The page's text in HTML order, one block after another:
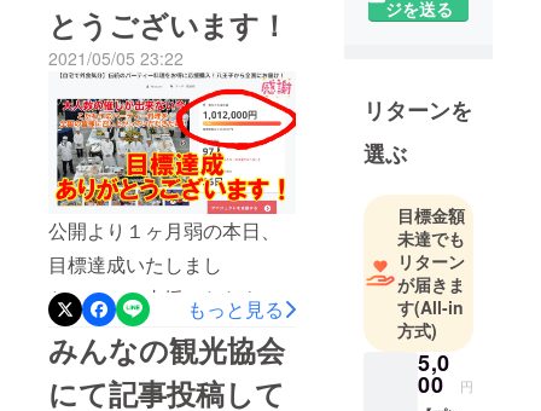
げ様で100％を達成すること
ができましたが、期間中は
まだまだこのお得なお料理
セットをご購入いただけま
す。この機会にクーポン利
用して更にお得にお買い求
めください！クーポン詳細
は下記をご覧ください。
CAMPFIREで使える
10%OFFクーポンを先着
5,000名様にプレゼント！こ
れを機にぜひCAMPFIREで
とうございます！
2021/05/05 23:22
公開より１ヶ月弱の本日、
目標達成いたしまし
た！！！ご支援いただきま
した皆様、誠にありがとう
ございます。多くの方々か
らCAMPFIREのメッセージ
もっと見る
みんなの観光協会
にて記事投稿して
ジを送る
リターンを
選ぶ
目標金額
未達でも
リターン
が届きま
す(All-in
方式)
5,0
00 円